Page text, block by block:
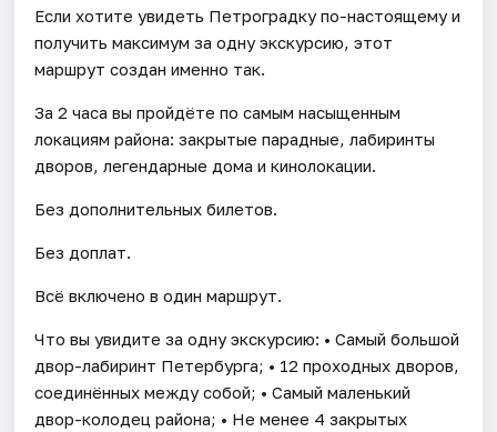
Если хотите увидеть Петроградку по-настоящему и
получить максимум за одну экскурсию, этот
маршрут создан именно так.
За 2 часа вы пройдёте по самым насыщенным
локациям района: закрытые парадные, лабиринты
дворов, легендарные дома и кинолокации.
Без дополнительных билетов.
Без доплат.
Всё включено в один маршрут.
Что вы увидите за одну экскурсию: • Самый большой
двор-лабиринт Петербурга; • 12 проходных дворов,
соединённых между собой; • Самый маленький
двор-колодец района; • Не менее 4 закрытых